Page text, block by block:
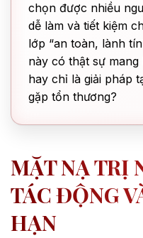
chọn được nhiều
dễ làm và tiết kiệm
lớp “an toàn, lành
này có thật sự
hay chỉ là giải pháp
gặp tổn thương?
MẶT NẠ TRỊ
TÁC ĐỘNG
HẠN